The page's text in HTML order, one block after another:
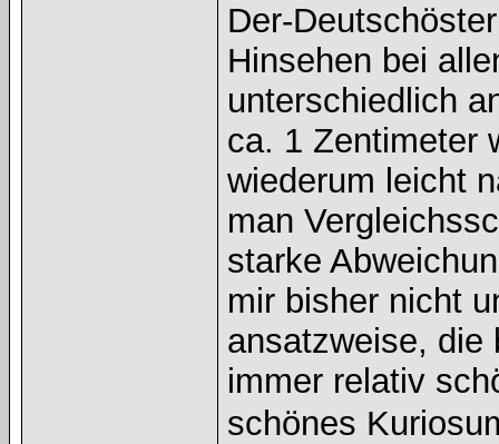
Der-
Hinsehen bei
unterschiedlich
ca. 1 Zentimeter
wiederum leicht
man
starke
mir bisher nicht
ansatzweise, die
immer relativ
schönes